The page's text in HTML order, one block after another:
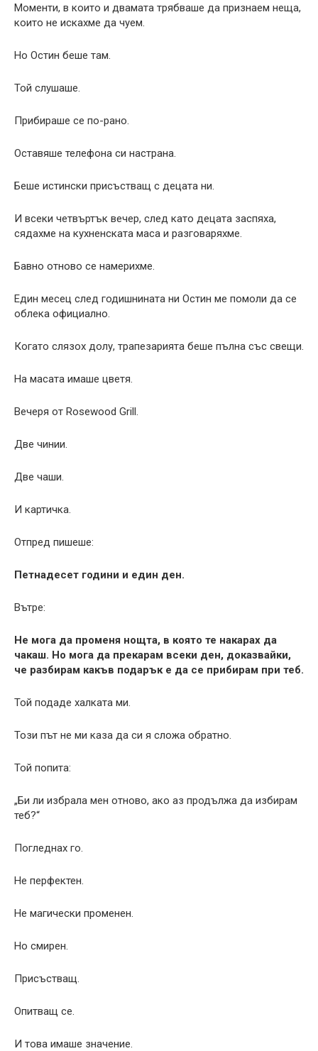
Моменти, в които и двамата трябваше да признаем неща,
които не искахме да чуем.
Но Остин беше там.
Той слушаше.
Прибираше се по-рано.
Оставяше телефона си настрана.
Беше истински присъстващ с децата ни.
И всеки четвъртък вечер, след като децата заспяха,
сядахме на кухненската маса и разговаряхме.
Бавно отново се намерихме.
Един месец след годишнината ни Остин ме помоли да се
облека официално.
Когато слязох долу, трапезарията беше пълна със свещи.
На масата имаше цветя.
Вечеря от Rosewood Grill.
Две чинии.
Две чаши.
И картичка.
Отпред пишеше:
Петнадесет години и един ден.
Вътре:
Не мога да променя нощта, в която те накарах да
чакаш. Но мога да прекарам всеки ден, доказвайки,
че разбирам какъв подарък е да се прибирам при теб.
Той подаде халката ми.
Този път не ми каза да си я сложа обратно.
Той попита:
„Би ли избрала мен отново, ако аз продължа да избирам
теб?“
Погледнах го.
Не перфектен.
Не магически променен.
Но смирен.
Присъстващ.
Опитващ се.
И това имаше значение.